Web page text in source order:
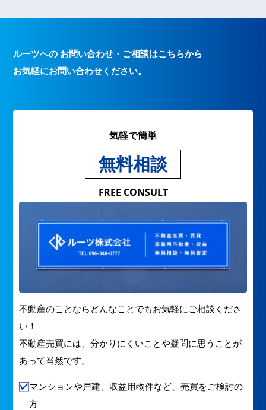
ルーツへの お問い合わせ・ご相談はこちらから
お気軽にお問い合わせください。
気軽で簡単
無料相談
FREE CONSULT
不動産のことならどんなことでもお気軽にご相談くださ
い！
不動産売買には、分かりにくいことや疑問に思うことが
あって当然です。
マンションや戸建、収益用物件など、売買をご検討の
方